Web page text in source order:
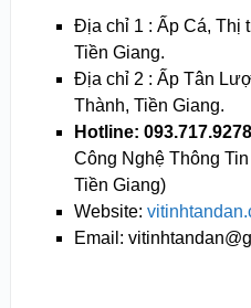
Địa chỉ 1 : Ấp Cá, Thị
Tiền Giang.
Địa chỉ 2 : Ấp Tân
Thành, Tiền Giang.
Hotline: 093.717.9278
Công Nghệ Thông
Tiền Giang)
Website:
Email: